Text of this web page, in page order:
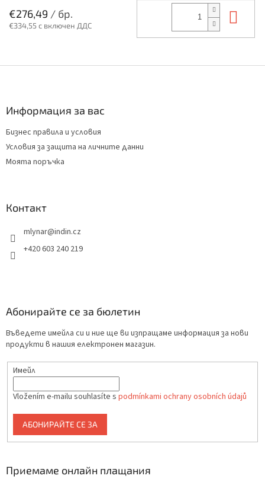
€276,49 / бр.
€334,55 с включен ДДС
Информация за вас
Бизнес правила и условия
Условия за защита на личните данни
Моята поръчка
Контакт
mlynar@indin.cz
+420 603 240 219
Абонирайте се за бюлетин
Въведете имейла си и ние ще ви изпращаме информация за нови
продукти в нашия електронен магазин.
Имейл
Vložením e-mailu souhlasíte s podmínkami ochrany osobních údajů
АБОНИРАЙТЕ СЕ ЗА
Приемаме онлайн плащания